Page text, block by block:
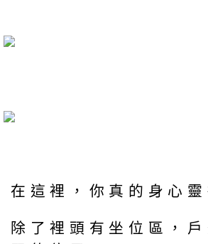
在這裡，你真的身心
除了裡頭有坐位區，